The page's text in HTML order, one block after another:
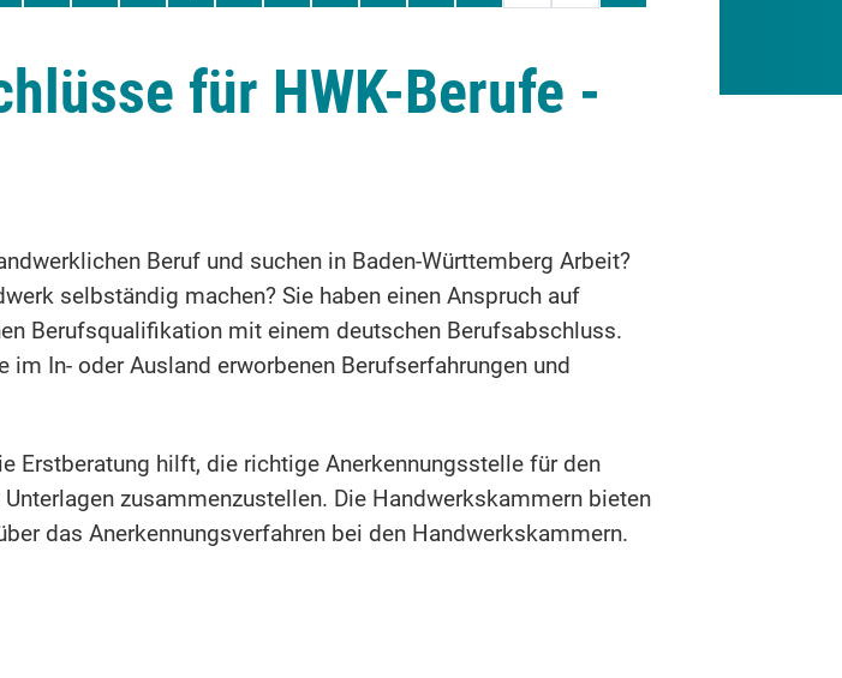
für HWK-Berufe -
Beruf und suchen in Baden-Württemberg Arbeit?
selbständig machen? Sie haben einen Anspruch auf
Berufsqualifikation mit einem deutschen Berufsabschluss.
In- oder Ausland erworbenen Berufserfahrungen und
Erstberatung hilft, die richtige Anerkennungsstelle für den
zusammenzustellen. Die Handwerkskammern bieten
das Anerkennungsverfahren bei den Handwerkskammern.